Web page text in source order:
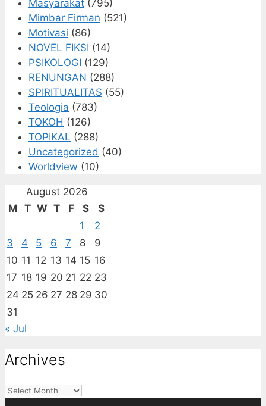
Masyarakat (795)
Mimbar Firman (521)
Motivasi (86)
NOVEL FIKSI (14)
PSIKOLOGI (129)
RENUNGAN (288)
SPIRITUALITAS (55)
Teologia (783)
TOKOH (126)
TOPIKAL (288)
Uncategorized (40)
Worldview (10)
August 2026
M T W T F S
S
1
2
3
4 5 6 7 8
9
10 11 12 13 14 15 16
17 18 19 20 21 22 23
24 25 26 27 28 29 30
31
« Jul
Archives
Archives